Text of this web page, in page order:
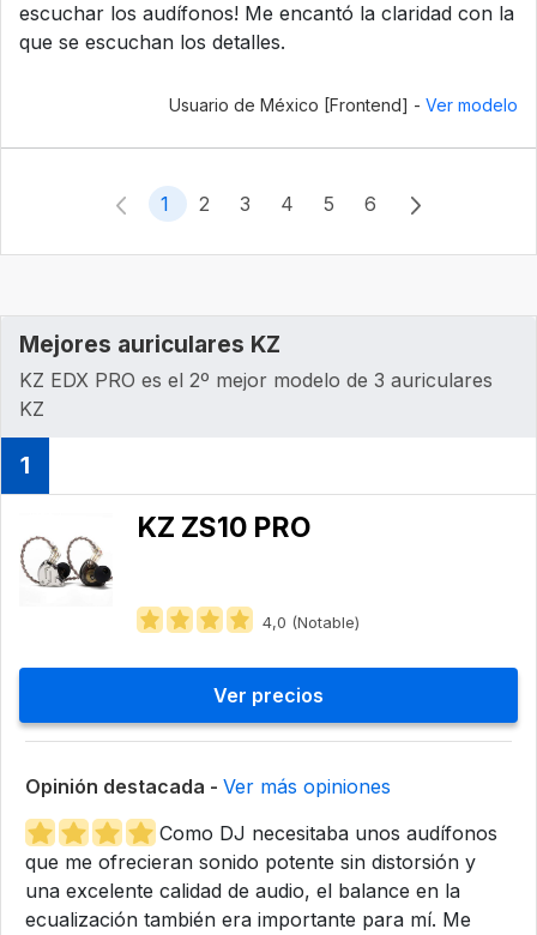
escuchar los audífonos! Me encantó la claridad con la
que se escuchan los detalles.
Usuario de México [Frontend] - Ver modelo
1 2 3 4 5 6
Mejores auriculares KZ
KZ EDX PRO es el 2º mejor modelo de 3 auriculares
KZ
1
KZ ZS10 PRO
4,0 (Notable)
Ver precios
Opinión destacada - Ver más opiniones
Como DJ necesitaba unos audífonos
que me ofrecieran sonido potente sin distorsión y
una excelente calidad de audio, el balance en la
ecualización también era importante para mí. Me